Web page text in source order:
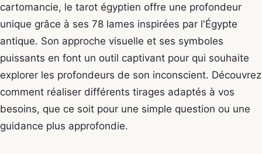
cartomancie, le tarot égyptien offre une profondeur
unique grâce à ses 78 lames inspirées par l'Égypte
antique. Son approche visuelle et ses symboles
puissants en font un outil captivant pour qui souhaite
explorer les profondeurs de son inconscient. Découvrez
comment réaliser différents tirages adaptés à vos
besoins, que ce soit pour une simple question ou une
guidance plus approfondie.